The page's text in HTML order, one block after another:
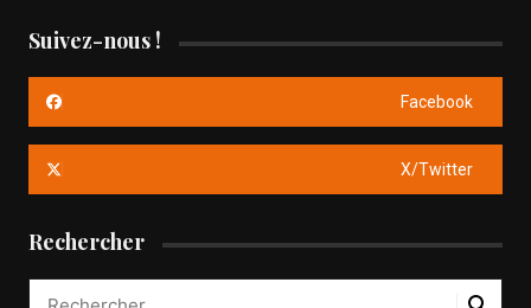
Suivez-nous !
Facebook
X/Twitter
Rechercher